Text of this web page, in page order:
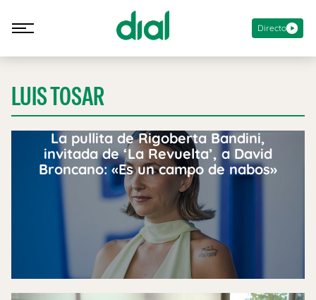
Directo
LUIS TOSAR
La pullita de Rigoberta Bandini,
invitada de ‘La Revuelta’, a David
Broncano: «Es un campo de nabos»